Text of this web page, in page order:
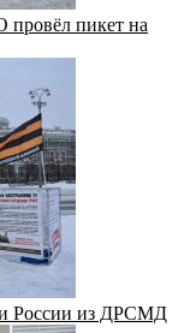
пикет на
России из ДРСМД